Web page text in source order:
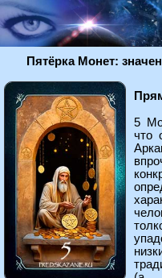
Пятёрка Монет:
5
что